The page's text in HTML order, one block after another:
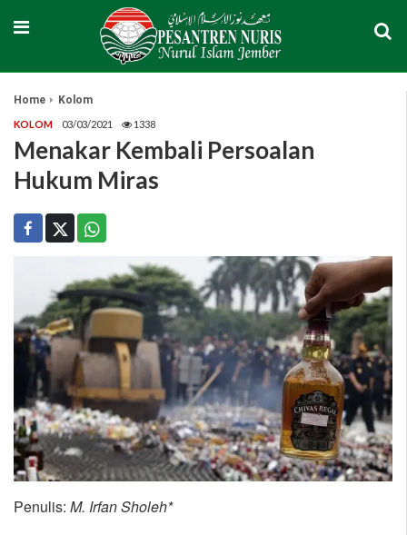
Home Kolom
KOLOM 03/03/2021 1338
Menakar Kembali Persoalan
Hukum Miras
Penulis: M. Irfan Sholeh*